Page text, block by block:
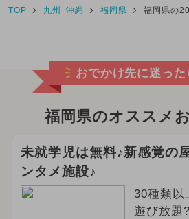
TOP 九州･沖縄 福岡県 福岡県の
おでかけ先に迷った
福岡県のオススメ
未就学児は無料♪新感覚の
ンタメ施設♪
30種類以
遊び放題